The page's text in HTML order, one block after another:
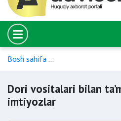
Bosh sahifa
Dori vositalari bilan
imtiyozlar